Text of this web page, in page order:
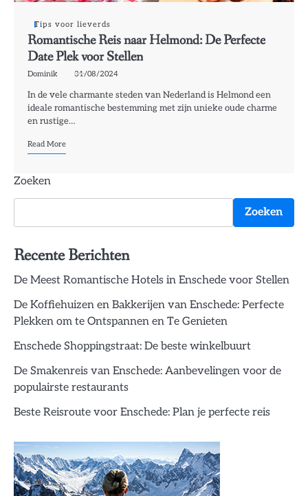
Tips voor lieverds
Romantische Reis naar Helmond: De Perfecte
Date Plek voor Stellen
Dominik 31/08/2024
In de vele charmante steden van Nederland is Helmond een
ideale romantische bestemming met zijn unieke oude charme
en rustige…
Read More
Zoeken
Zoeken
Recente Berichten
De Meest Romantische Hotels in Enschede voor Stellen
De Koffiehuizen en Bakkerijen van Enschede: Perfecte
Plekken om te Ontspannen en Te Genieten
Enschede Shoppingstraat: De beste winkelbuurt
De Smakenreis van Enschede: Aanbevelingen voor de
populairste restaurants
Beste Reisroute voor Enschede: Plan je perfecte reis